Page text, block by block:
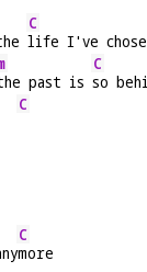
C
life I've
past is
C
so
C
C
more